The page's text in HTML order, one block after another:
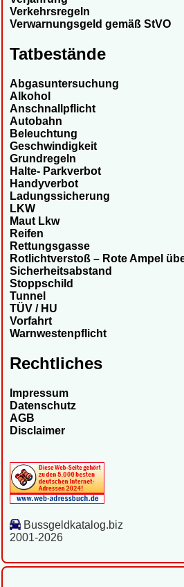
Verkehrsregeln
Verwarnungsgeld gemäß StVO
Tatbestände
Abgasuntersuchung
Alkohol
Anschnallpflicht
Autobahn
Beleuchtung
Geschwindigkeit
Grundregeln
Halte- Parkverbot
Handyverbot
Ladungssicherung
LKW
Maut Lkw
Reifen
Rettungsgasse
Rotlichtverstoß – Rote Ampel
Sicherheitsabstand
Stoppschild
Tunnel
TÜV / HU
Vorfahrt
Warnwestenpflicht
Rechtliches
Impressum
Datenschutz
AGB
Disclaimer
Bussgeldkatalog.biz
2001-2026